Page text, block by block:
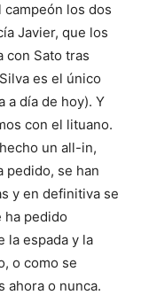
los dos
Javier, que los
con Sato tras
es el único
a día de hoy). Y
con el lituano.
un all-in,
pedido, se han
y en definitiva se
ha pedido
la espada y la
o como se
ahora o nunca.